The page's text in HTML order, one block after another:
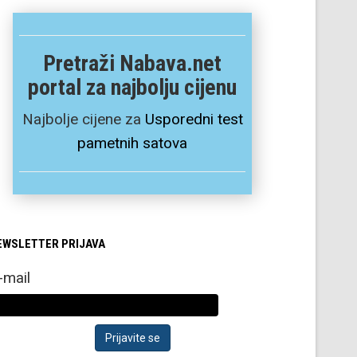
Pretraži Nabava.net
portal za najbolju cijenu
Najbolje cijene za Usporedni test
pametnih satova
PRIJAVA